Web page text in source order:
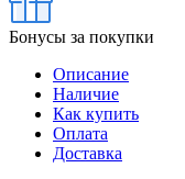
Бонусы за покупки
Описание
Наличие
Как купить
Оплата
Доставка